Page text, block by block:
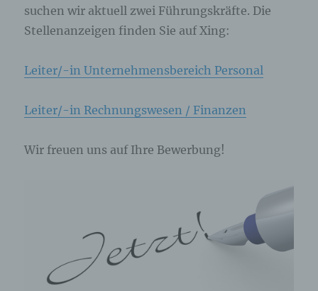
suchen wir aktuell zwei Führungskräfte. Die
Stellenanzeigen finden Sie auf Xing:
Leiter/-in Unternehmensbereich Personal
Leiter/-in Rechnungswesen / Finanzen
Wir freuen uns auf Ihre Bewerbung!